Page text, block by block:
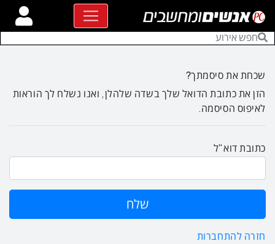
שכחת את סיסמתך?
הזן את כתובת הדואל שלך בשדה שלהלן, ואנו נשלח לך הוראות
לאיפוס הסיסמה.
כתובת דוא"ל
חזרה להתחברות